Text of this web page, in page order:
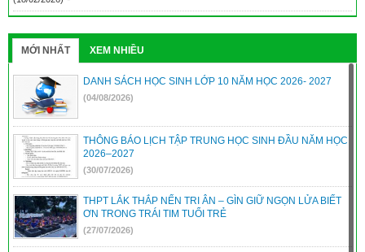
MỚI NHẤT XEM NHIỀU
DANH SÁCH HỌC SINH LỚP 10 NĂM HỌC 2026- 2027
(04/08/2026)
THÔNG BÁO LỊCH TẬP TRUNG HỌC SINH ĐẦU NĂM HỌC
2026–2027
(30/07/2026)
THPT LẮK THẮP NẾN TRI ÂN – GÌN GIỮ NGỌN LỬA BIẾT
ƠN TRONG TRÁI TIM TUỔI TRẺ
(27/07/2026)